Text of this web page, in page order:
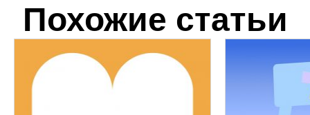
Похожие статьи